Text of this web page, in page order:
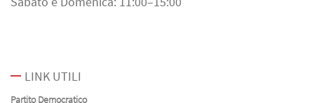
LINK UTILI
Partito Democratico